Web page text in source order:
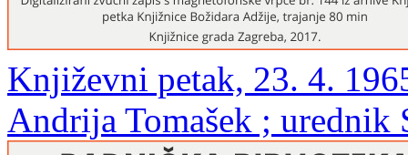
Književni petak, 23. 4.
Andrija Tomašek ; urednik